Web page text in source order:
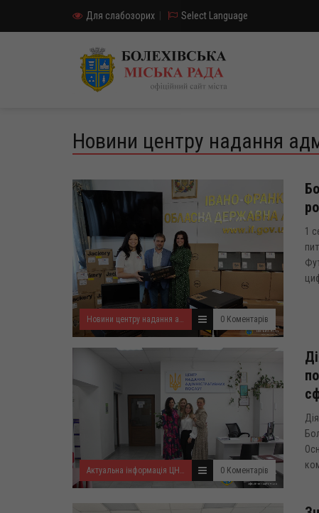
Для слабозорих Select Language
Новини центру надання
Новини центру надання адміністративних послуг 0 Коментарів
1
Актуальна інформація ЦНАП 0 Коментарів